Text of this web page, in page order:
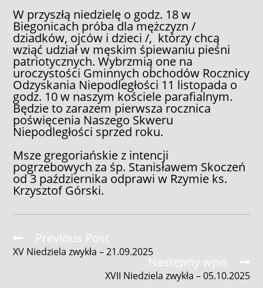
W przyszłą niedzielę o godz. 18 w
Biegonicach próba dla mężczyzn /
dziadków, ojców i dzieci /, którzy chcą
wziąć udział w męskim śpiewaniu pieśni
patriotycznych. Wybrzmią one na
uroczystości Gminnych obchodów Rocznicy
Odzyskania Niepodległości 11 listopada o
godz. 10 w naszym kościele parafialnym.
Będzie to zarazem pierwsza rocznica
poświęcenia Naszego Skweru
Niepodległości sprzed roku.
Msze gregoriańskie z intencji
pogrzebowych za śp. Stanisławem Skoczeń
od 3 października odprawi w Rzymie ks.
Krzysztof Górski.
Read
articles
Previous Post
XV Niedziela zwykła – 21.09.2025
Następny wpis
XVII Niedziela zwykła – 05.10.2025